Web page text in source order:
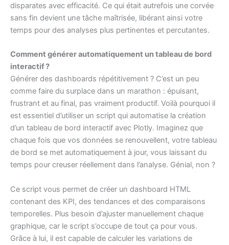
disparates avec efficacité. Ce qui était autrefois une corvée
sans fin devient une tâche maîtrisée, libérant ainsi votre
temps pour des analyses plus pertinentes et percutantes.
Comment générer automatiquement un tableau de bord
interactif ?
Générer des dashboards répétitivement ? C’est un peu
comme faire du surplace dans un marathon : épuisant,
frustrant et au final, pas vraiment productif. Voilà pourquoi il
est essentiel d’utiliser un script qui automatise la création
d’un tableau de bord interactif avec Plotly. Imaginez que
chaque fois que vos données se renouvellent, votre tableau
de bord se met automatiquement à jour, vous laissant du
temps pour creuser réellement dans l’analyse. Génial, non ?
Ce script vous permet de créer un dashboard HTML
contenant des KPI, des tendances et des comparaisons
temporelles. Plus besoin d’ajuster manuellement chaque
graphique, car le script s’occupe de tout ça pour vous.
Grâce à lui, il est capable de calculer les variations de